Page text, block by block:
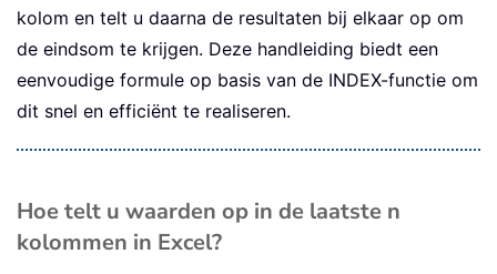
kolom en telt u daarna de resultaten bij elkaar op om
de eindsom te krijgen. Deze handleiding biedt een
eenvoudige formule op basis van de INDEX-functie om
dit snel en efficiënt te realiseren.
Hoe telt u waarden op in de laatste n
kolommen in Excel?